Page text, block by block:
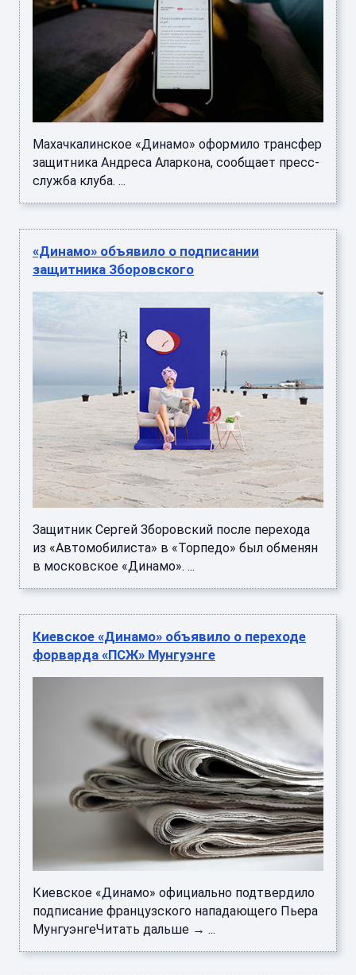
Махачкалинское «Динамо» оформило трансфер
защитника Андреса Аларкона, сообщает пресс-
служба клуба. ...
«Динамо» объявило о подписании
защитника Зборовского
Защитник Сергей Зборовский после перехода
из «Автомобилиста» в «Торпедо» был обменян
в московское «Динамо». ...
Киевское «Динамо» объявило о переходе
форварда «ПСЖ» Мунгуэнге
Киевское «Динамо» официально подтвердило
подписание французского нападающего Пьера
МунгуэнгеЧитать дальше → ...